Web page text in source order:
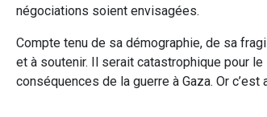
négociations soient envisagées.
Compte tenu de sa démographie, de sa
et à soutenir. Il serait catastrophique pour
conséquences de la guerre à Gaza. Or